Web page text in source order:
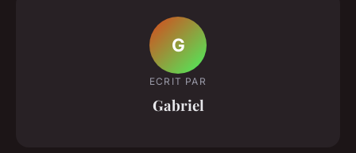
G
ECRIT PAR
Gabriel